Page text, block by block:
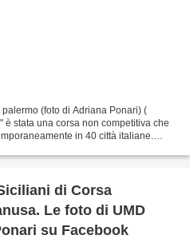
(foto di Adriana Ponari) (
stata una corsa non competitiva che
in 40 città italiane.
di Corsa
Le foto di UMD
su Facebook